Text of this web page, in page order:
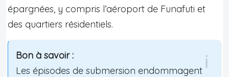
épargnées, y compris l’aéroport de Funafuti et
des quartiers résidentiels.
Bon à savoir :
Les épisodes de submersion endommagent